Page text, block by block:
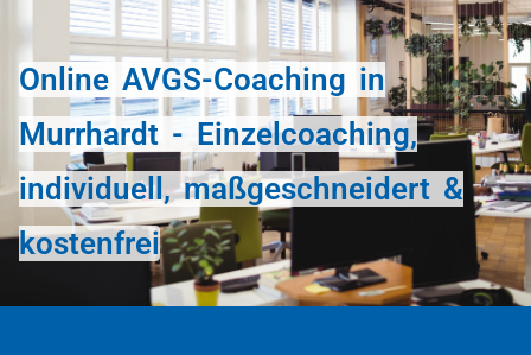
Online AVGS-Coaching in
Murrhardt - Einzelcoaching,
individuell, maßgeschneidert &
kostenfrei